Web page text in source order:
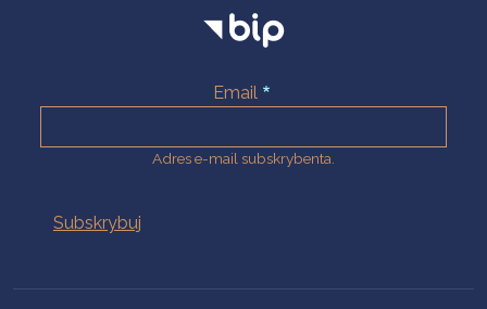
Email
Adres e-mail subskrybenta.